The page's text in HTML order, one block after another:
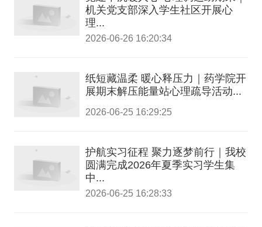
机关党支部深入学生社区开展心
理...
2026-06-26 16:20:34
纸短藏温柔 暖心释压力｜药学院开
展期末解压能量站心理疏导活动...
2026-06-25 16:29:25
护航实习征程 聚力逐梦前行｜我校
圆满完成2026年夏季实习学生集
中...
2026-06-25 16:28:33